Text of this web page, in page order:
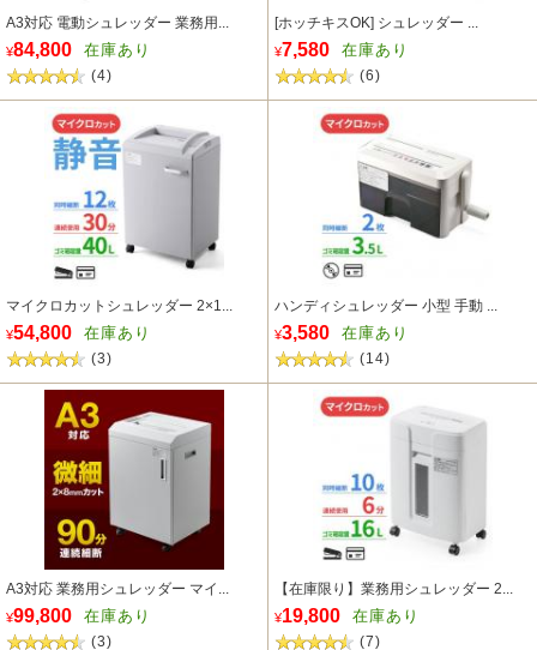
A3対応 電動シュレッダー 業務用...
¥84,800 在庫あり
(4)
[ホッチキスOK] シュレッダー ...
¥7,580 在庫あり
(6)
マイクロカットシュレッダー 2×1...
¥54,800 在庫あり
(3)
ハンディシュレッダー 小型 手動 ...
¥3,580 在庫あり
(14)
A3対応 業務用シュレッダー マイ...
¥99,800 在庫あり
(3)
【在庫限り】業務用シュレッダー 2...
¥19,800 在庫あり
(7)